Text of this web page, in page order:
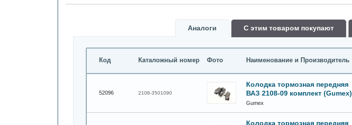
Аналоги С этим товаром покупают
Код Каталожный номер Фото Наименование и Производитель
52096 2108-3501090
Колодка тормозная передняя
ВАЗ 2108-09 комплект (Gumex)
Gumex
Колодка тормозная передняя